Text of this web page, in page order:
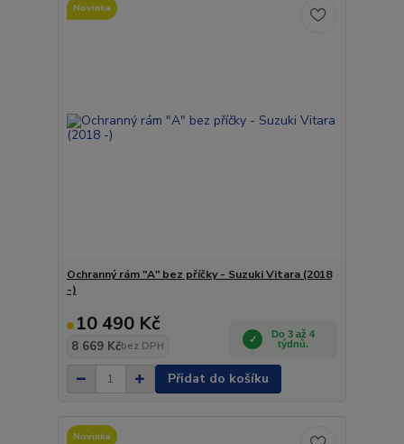
Novinka
Ochranný rám "A" bez příčky - Suzuki Vitara (2018
-)
10 490 Kč
8 669 Kčbez DPH
Do 3 až 4
týdnů.
Přidat do košíku
Novinka